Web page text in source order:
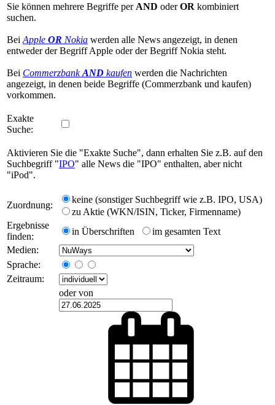
Sie können mehrere Begriffe per AND oderOR kombiniert
suchen.
Bei Apple OR Nokia werden alle News angezeigt, in denen
entweder der Begriff Apple oder der Begriff Nokia steht.
Bei CommerzbankAND kaufen werden die Nachrichten
angezeigt, in denen beide Begriffe (Commerzbank und kaufen)
vorkommen.
Exakte
Suche:
Aktivieren Sie die "Exakte Suche", dann erhalten Sie z.B. auf den
Suchbegriff "IPO" alle News die "IPO" enthalten, aber nicht
"iPod".
Zuordnung:
keine (sonstiger Suchbegriff wie z.B. IPO, USA)
zu Aktie (WKN/ISIN, Ticker, Firmenname)
Ergebnisse
finden:
in Überschriften
im gesamten Text
Medien:
Sprache:
Zeitraum:
oder von